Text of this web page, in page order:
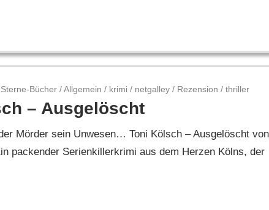
Bücher /Allgemein / krimi / netgalley / Rezension /thriller
– Ausgelöscht
Mörder sein Unwesen… Toni Kölsch – Ausgelöscht von
packender Serienkillerkrimi aus dem Herzen Kölns, der